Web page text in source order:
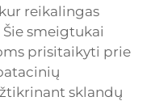
reikalingas
smeigtukai
prisitaikyti prie
sklandų